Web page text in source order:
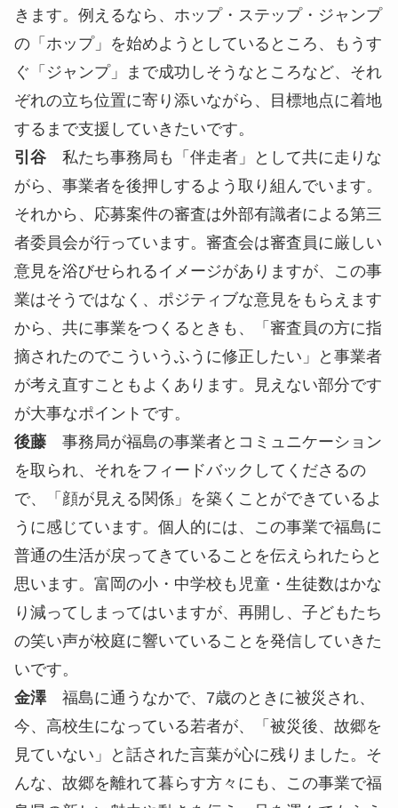
きます。例えるなら、ホップ・ステップ・ジャンプ
の「ホップ」を始めようとしているところ、もうす
ぐ「ジャンプ」まで成功しそうなところなど、それ
ぞれの立ち位置に寄り添いながら、目標地点に着地
するまで支援していきたいです。
引谷 私たち事務局も「伴走者」として共に走りな
がら、事業者を後押しするよう取り組んでいます。
それから、応募案件の審査は外部有識者による第三
者委員会が行っています。審査会は審査員に厳しい
意見を浴びせられるイメージがありますが、この事
業はそうではなく、ポジティブな意見をもらえます
から、共に事業をつくるときも、「審査員の方に指
摘されたのでこういうふうに修正したい」と事業者
が考え直すこともよくあります。見えない部分です
が大事なポイントです。
後藤 事務局が福島の事業者とコミュニケーション
を取られ、それをフィードバックしてくださるの
で、「顔が見える関係」を築くことができているよ
うに感じています。個人的には、この事業で福島に
普通の生活が戻ってきていることを伝えられたらと
思います。富岡の小・中学校も児童・生徒数はかな
り減ってしまってはいますが、再開し、子どもたち
の笑い声が校庭に響いていることを発信していきた
いです。
金澤 福島に通うなかで、7歳のときに被災され、
今、高校生になっている若者が、「被災後、故郷を
見ていない」と話された言葉が心に残りました。そ
んな、故郷を離れて暮らす方々にも、この事業で福